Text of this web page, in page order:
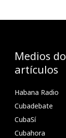
Medios
artículos
Habana Radio
Cubadebate
CubaSí
Cubahora